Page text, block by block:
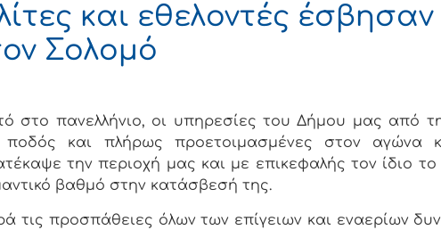
και εθελοντές έσβησαν
Σολομό
στο πανελλήνιο, οι υπηρεσίες του Δήμου μας από
ποδός και πλήρως προετοιμασμένες στον αγώνα
την περιοχή μας και με επικεφαλής τον ίδιο
βαθμό στην κατάσβεσή της.
τις προσπάθειες όλων των επίγειων και εναερίων